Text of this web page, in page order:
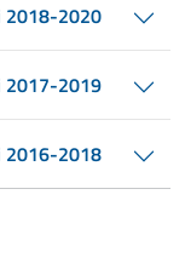
2018-2020
2017-2019
2016-2018